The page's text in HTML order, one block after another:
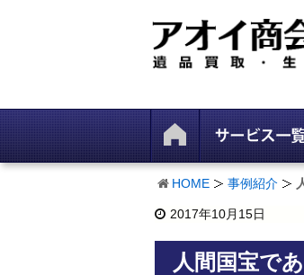
HOME 事例紹介
2017年10月15日
人間国宝で